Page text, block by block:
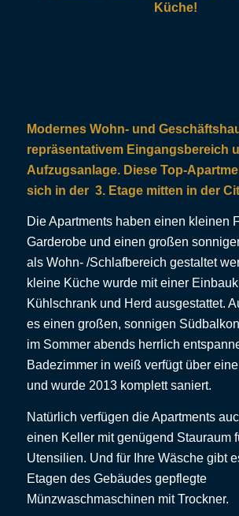
Küche!
Modernes Wohn- und
repräsentativem Eingangsbereich
Aufzugsanlage. Diese Top-
sich in der 3. Etage mitten in der
Die Apartments haben einen kleinen
Garderobe und einen großen
als Wohn- /Schlafbereich gestaltet
kleine Küche wurde mit einer
Kühlschrank und Herd ausgestattet.
es einen großen, sonnigen
im Sommer abends herrlich
Badezimmer in weiß verfügt über
und wurde 2013 komplett saniert.
Natürlich verfügen die Apartments
einen Keller mit genügend Stauraum
Utensilien. Und für Ihre Wäsche gibt
Etagen des Gebäudes gepflegte
Münzwaschmaschinen mit Trockner.